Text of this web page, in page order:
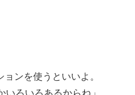
ョンを使うといいよ。
いろいろあるからね」